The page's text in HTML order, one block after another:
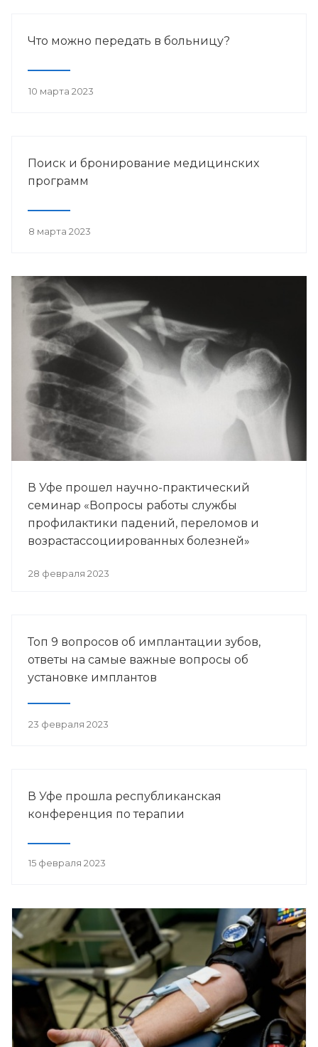
Что можно передать в больницу?
10 марта 2023
Поиск и бронирование медицинских
программ
8 марта 2023
В Уфе прошел научно-практический
семинар «Вопросы работы службы
профилактики падений, переломов и
возрастассоциированных болезней»
28 февраля 2023
Топ 9 вопросов об имплантации зубов,
ответы на самые важные вопросы об
установке имплантов
23 февраля 2023
В Уфе прошла республиканская
конференция по терапии
15 февраля 2023